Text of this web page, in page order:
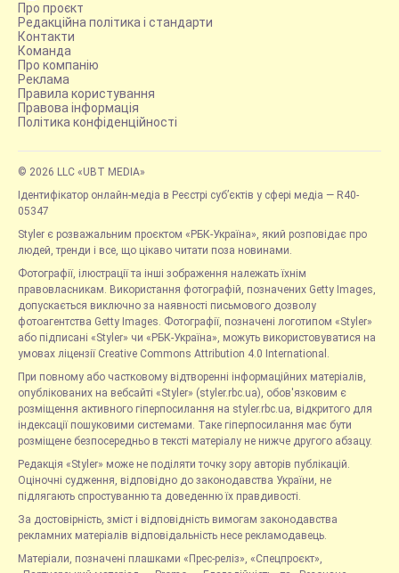
Про проєкт
Редакційна політика і стандарти
Контакти
Команда
Про компанію
Реклама
Правила користування
Правова інформація
Політика конфіденційності
© 2026 LLC «UBT MEDIA»
Ідентифікатор онлайн-медіа в Реєстрі суб’єктів у сфері медіа — R40-
05347
Styler є розважальним проєктом «РБК-Україна», який розповідає про
людей, тренди і все, що цікаво читати поза новинами.
Фотографії, ілюстрації та інші зображення належать їхнім
правовласникам. Використання фотографій, позначених Getty Images,
допускається виключно за наявності письмового дозволу
фотоагентства Getty Images. Фотографії, позначені логотипом «Styler»
або підписані «Styler» чи «РБК-Україна», можуть використовуватися на
умовах ліцензії Creative Commons Attribution 4.0 International.
При повному або частковому відтворенні інформаційних матеріалів,
опублікованих на вебсайті «Styler» (styler.rbc.ua), обов'язковим є
розміщення активного гіперпосилання на styler.rbc.ua, відкритого для
індексації пошуковими системами. Таке гіперпосилання має бути
розміщене безпосередньо в тексті матеріалу не нижче другого абзацу.
Редакція «Styler» може не поділяти точку зору авторів публікацій.
Оціночні судження, відповідно до законодавства України, не
підлягають спростуванню та доведенню їх правдивості.
За достовірність, зміст і відповідність вимогам законодавства
рекламних матеріалів відповідальність несе рекламодавець.
Матеріали, позначені плашками «Прес-реліз», «Спецпроєкт»,